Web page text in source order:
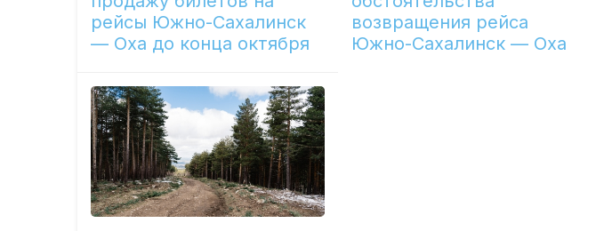
рейсы Южно-Сахалинск
— Оха до конца октября
возвращения рейса
Южно-Сахалинск — Оха